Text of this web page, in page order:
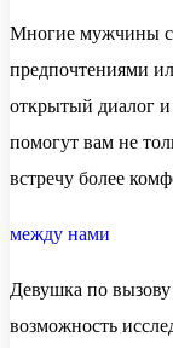
Многие мужчины
предпочтениями
открытый диалог
помогут вам не
встречу более
между нами
Девушка по
возможность